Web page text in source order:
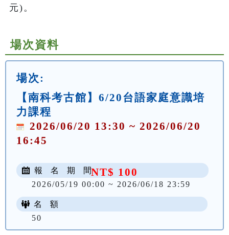
元)。
場次資料
場次:
【南科考古館】6/20台語家庭意識培
力課程
2026/06/20 13:30 ~ 2026/06/20
16:45
NT$ 100
報 名 期 間
2026/05/19 00:00 ~ 2026/06/18 23:59
名 額
50